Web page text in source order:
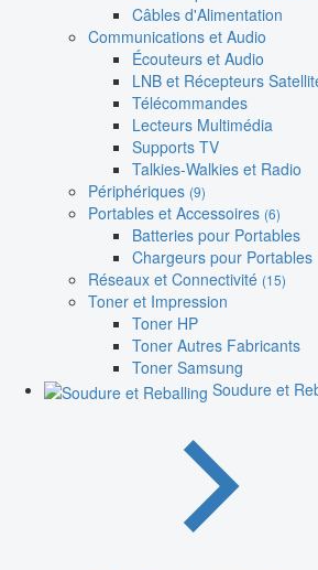
Câbles d'Alimentation
Communications et Audio
Écouteurs et Audio
LNB et Récepteurs
Télécommandes
Lecteurs Multimédia
Supports TV
Talkies-Walkies et Radio
Périphériques (9)
Portables et Accessoires (6)
Batteries pour Portables
Chargeurs pour Portables
Réseaux et Connectivité (15)
Toner et Impression
Toner HP
Toner Autres Fabricants
Toner Samsung
Soudure et